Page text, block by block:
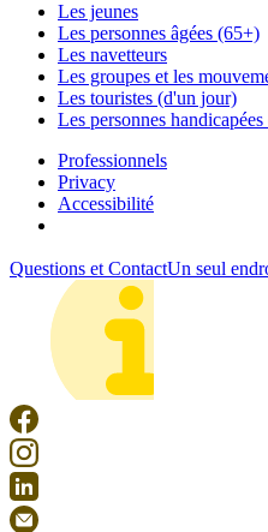
Les jeunes
Les personnes âgées (65+)
Les navetteurs
Les groupes et les
Les touristes (d'un jour)
Les personnes
Professionnels
Privacy
Accessibilité
Questions et ContactUn seul